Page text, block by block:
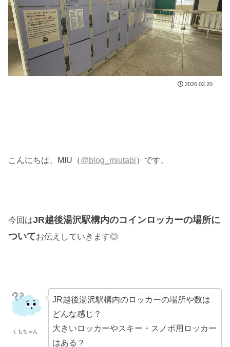
2026.02.20
こんにちは、MIU（@blog_miutabi）です。
今回はJR越後湯沢駅構内のコインロッカーの場所に
ついてお伝えしていきます◎
くもちゃん
JR越後湯沢駅構内のロッカーの場所や数は
どんな感じ？
大きいロッカーやスキー・スノボ用ロッカー
はある？